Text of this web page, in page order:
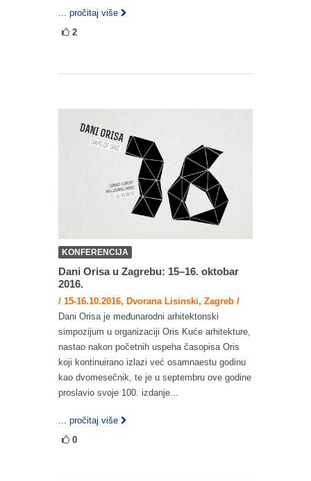
... pročitaj više
2
KONFERENCIJA
Dani Orisa u Zagrebu: 15–16. oktobar
2016.
/ 15-16.10.2016, Dvorana Lisinski, Zagreb /
Dani Orisa je međunarodni arhitektonski
simpozijum u organizaciji Oris Kuće arhitekture,
nastao nakon početnih uspeha časopisa Oris
koji kontinuirano izlazi već osamnaestu godinu
kao dvomesečnik, te je u septembru ove godine
proslavio svoje 100. izdanje...
... pročitaj više
0